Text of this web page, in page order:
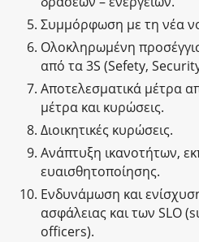
Συμμόρφωση με τη νέα
Ολοκληρωμένη
από τα 3S (Sefety,
Αποτελεσματικά μέτρα
μέτρα και κυρώσεις.
Διοικητικές κυρώσεις.
Ανάπτυξη ικανοτήτων,
ευαισθητοποίησης.
Ενδυνάμωση και
ασφάλειας και των SLO
officers).